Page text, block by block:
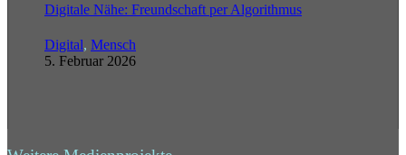
Digitale Nähe: Freundschaft per Algorithmus
Digital, Mensch
5. Februar 2026